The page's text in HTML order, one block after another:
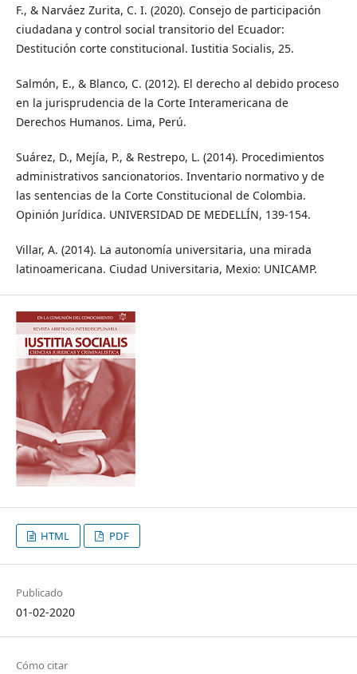
F., & Narváez Zurita, C. I. (2020). Consejo de participación
ciudadana y control social transitorio del Ecuador:
Destitución corte constitucional. Iustitia Socialis, 25.
Salmón, E., & Blanco, C. (2012). El derecho al debido proceso
en la jurisprudencia de la Corte Interamericana de
Derechos Humanos. Lima, Perú.
Suárez, D., Mejía, P., & Restrepo, L. (2014). Procedimientos
administrativos sancionatorios. Inventario normativo y de
las sentencias de la Corte Constitucional de Colombia.
Opinión Jurídica. UNIVERSIDAD DE MEDELLÍN, 139-154.
Villar, A. (2014). La autonomía universitaria, una mirada
latinoamericana. Ciudad Universitaria, Mexio: UNICAMP.
HTML PDF
Publicado
01-02-2020
Cómo citar